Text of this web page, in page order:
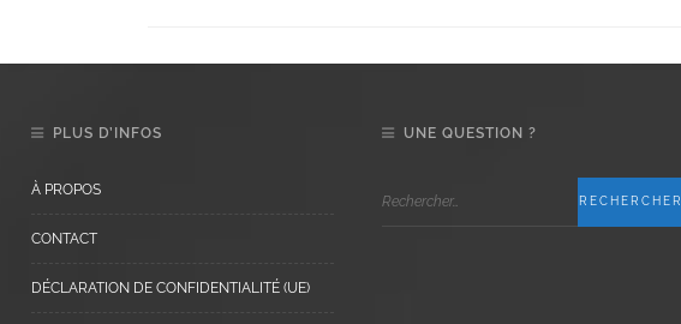
PLUS D’INFOS
À PROPOS
CONTACT
DÉCLARATION DE CONFIDENTIALITÉ (UE)
UNE QUESTION ?